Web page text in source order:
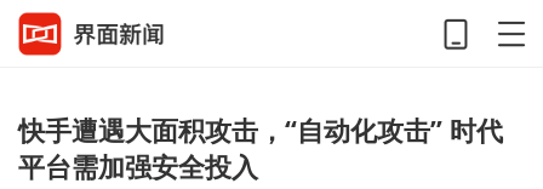
快手遭遇大面积攻击，“自动化攻击” 时代
平台需加强安全投入